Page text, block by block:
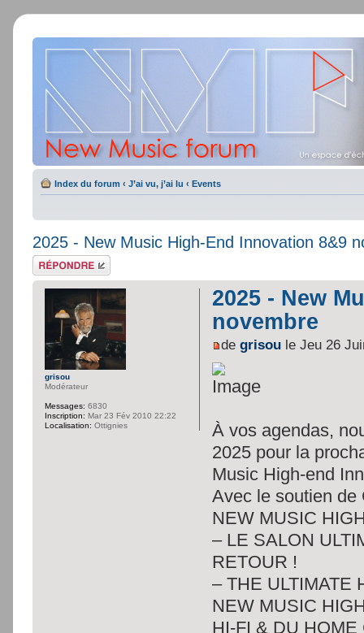
Index du forum ‹ J’ai vu, j’ai lu ‹ Events
2025 - New Music High-End Innovation 8&9
Répondre
2025 - New
novembre
degrisou le Jeu 26
À vos agendas,
2025 pour la
Music High-end
Avec le soutien de
NEW MUSIC
– LE SALON
RETOUR !
– THE ULTIMATE
NEW MUSIC
HI-FI & DU
grisou
Modérateur
Messages: 6830
Inscription: Mar 23 Fév 2010 22:22
Localisation: Ottignies